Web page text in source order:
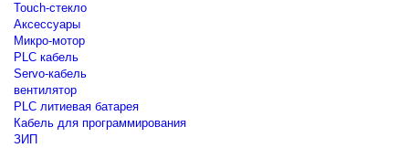
Touch-стекло
Аксессуары
Микро-мотор
PLC кабель
Servo-кабель
вентилятор
PLC литиевая батарея
Кабель для программирования
ЗИП